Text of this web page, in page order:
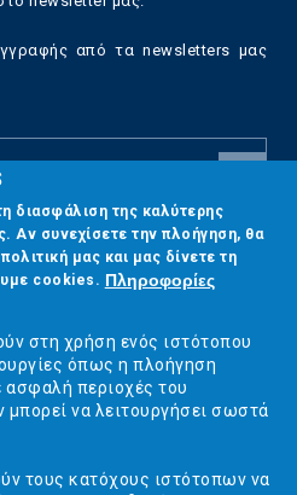
από τα newsletters μας
μμ
διασφάλιση της καλύτερης
Αν συνεχίσετε την πλοήγηση, θα
μας και μας δίνετε τη
cookies. Πληροφορίες
στη χρήση ενός ιστότοπου
όπως η πλοήγηση
περιοχές του
μπορεί να λειτουργήσει σωστά
τους κατόχους ιστότοπων να